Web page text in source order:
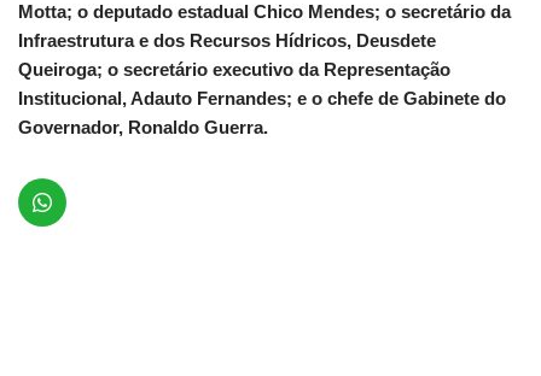
Motta; o deputado estadual Chico Mendes; o secretário da
Infraestrutura e dos Recursos Hídricos, Deusdete
Queiroga; o secretário executivo da Representação
Institucional, Adauto Fernandes; e o chefe de Gabinete do
Governador, Ronaldo Guerra.